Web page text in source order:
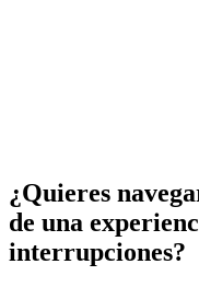
¿Quieres
de una
interrupciones?